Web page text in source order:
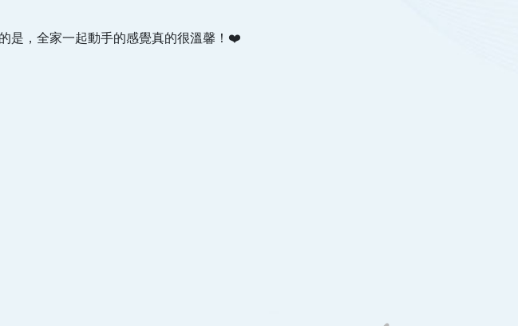
是，全家一起動手的感覺真的很溫馨！❤️